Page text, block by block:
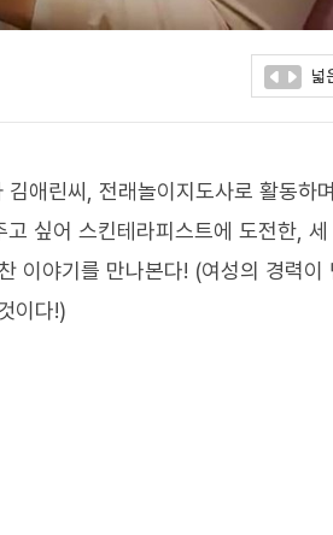
넓
애린씨, 전래놀이지도사로 활동하
싶어 스킨테라피스트에 도전한,
이야기를 만나본다! (여성의 경력이
이다!)